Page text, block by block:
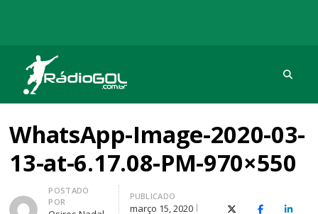
Rádio Gol
Há mais de 20 anos com as melhores coberturas
WhatsApp-Image-2020-03-
13-at-6.17.08-PM-970×550
Autor
POSTADO
POR
PUBLICADO
março 15, 2020